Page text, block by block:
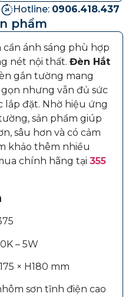
Hotline: 0906.418.437
phẩm
ánh sáng phù hợp
nét nội thất. Đèn Hắt
gắn tường mang
nhưng vẫn đủ sức
đặt. Nhờ hiệu ứng
sản phẩm giúp
sâu hơn và có cảm
khảo thêm nhiều
chính hãng tại 355
– 5W
× H180 mm
sơn tĩnh điện cao